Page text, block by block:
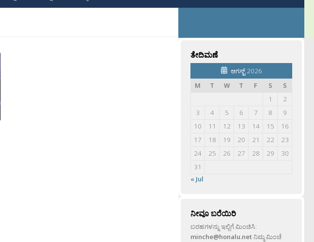
ತೇದಿಮಣೆ
ಆಗಸ್ಟ್ 2026
M
T W T F S
S
1
2
3
4 5 6 7 8
9
10
11 12 13 14 15
16
17
18 19 20 21 22
23
24
25 26 27 28 29
30
31
« Jul
ನೀವೂ ಬರೆಯಿರಿ
ಬರಹಗಳನ್ನು ಇಲ್ಲಿಗೆ ಮಿಂಚಿಸಿ:
minche@honalu.netನಿಮ್ಮ ಮಿಂಚೆ